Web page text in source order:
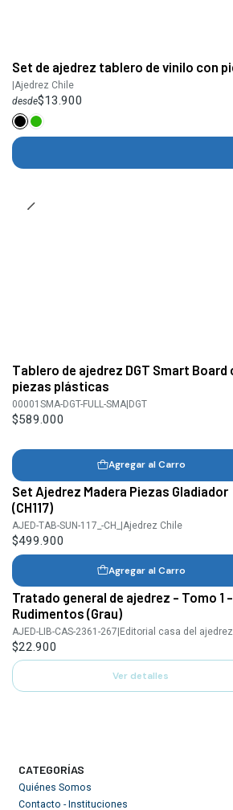
Set de ajedrez tablero de vinilo con
Ajedrez Chile
desde$13.900
Tablero de ajedrez DGT Smart Board
piezas plásticas
00001SMA-DGT-FULL-SMA| DGT
$589.000
Agregar al Carro
Set Ajedrez Madera Piezas Gladiador
(CH117)
AJED-TAB-SUN-117_-CH_ Ajedrez Chile
$499.900
Agregar al Carro
Agotado
Tratado general de ajedrez - Tomo 1 -
Rudimentos (Grau)
AJED-LIB-CAS-2361-267|Editorial casa del ajedrez
$22.900
Ver detalles
CATEGORÍAS
Quiénes Somos
Contacto - Instituciones